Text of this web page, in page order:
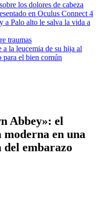
los dolores de cabeza
en Oculus Connect 4
a Palo alto le salva la vida a
traumas
la leucemia de su hija al
el bien común
Abbey»: el
moderna en una
embarazo